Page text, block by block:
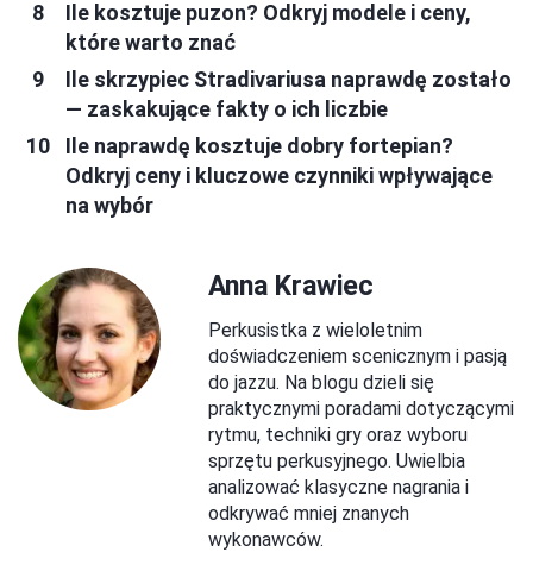
Ile kosztuje puzon? Odkryj modele i ceny,
które warto znać
Ile skrzypiec Stradivariusa naprawdę zostało
— zaskakujące fakty o ich liczbie
Ile naprawdę kosztuje dobry fortepian?
Odkryj ceny i kluczowe czynniki wpływające
na wybór
Anna Krawiec
Perkusistka z wieloletnim
doświadczeniem scenicznym i pasją
do jazzu. Na blogu dzieli się
praktycznymi poradami dotyczącymi
rytmu, techniki gry oraz wyboru
sprzętu perkusyjnego. Uwielbia
analizować klasyczne nagrania i
odkrywać mniej znanych
wykonawców.